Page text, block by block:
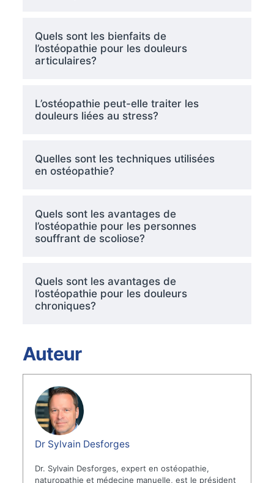
Quels sont les bienfaits de
l’ostéopathie pour les douleurs
articulaires?
L’ostéopathie peut-elle traiter les
douleurs liées au stress?
Quelles sont les techniques utilisées
en ostéopathie?
Quels sont les avantages de
l’ostéopathie pour les personnes
souffrant de scoliose?
Quels sont les avantages de
l’ostéopathie pour les douleurs
chroniques?
Auteur
Dr Sylvain Desforges
Dr. Sylvain Desforges, expert en ostéopathie,
naturopathie et médecine manuelle, est le président